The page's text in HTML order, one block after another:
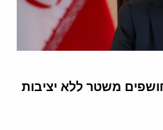
משטר ללא יציבות